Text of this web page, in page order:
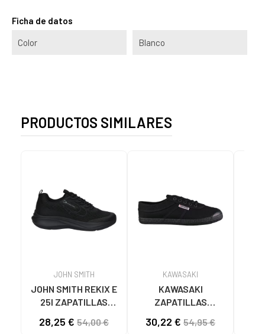
Ficha de datos
Color Blanco
PRODUCTOS SIMILARES
JOHN SMITH
JOHN SMITH REKIX E
25I ZAPATILLAS
NEGRO NEGRO
28,25 € 54,00 €
KAWASAKI
KAWASAKI
ZAPATILLAS
CANVAS K192495
30,22 € 54,95 €